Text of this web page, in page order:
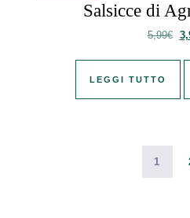
Salsicce di
5,99€ Il
LEGGI TUTTO
1